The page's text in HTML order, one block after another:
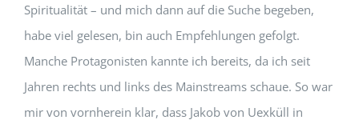
Spiritualität – und mich dann auf die Suche begeben,
habe viel gelesen, bin auch Empfehlungen gefolgt.
Manche Protagonisten kannte ich bereits, da ich seit
Jahren rechts und links des Mainstreams schaue. So war
mir von vornherein klar, dass Jakob von Uexküll in